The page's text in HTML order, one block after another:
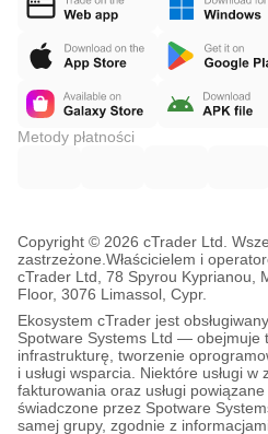
Metody płatności
Copyright © 2026 cTrader Ltd.
zastrzeżone. Właścicielem i
cTrader Ltd, 78 Spyrou Kyprianou,
Floor, 3076 Limassol, Cypr.
Ekosystem cTrader jest
Spotware Systems Ltd — obejmuje
infrastrukturę, tworzenie
i usługi wsparcia. Niektóre usługi
fakturowania oraz usługi
świadczone przez Spotware
samej grupy, zgodnie z